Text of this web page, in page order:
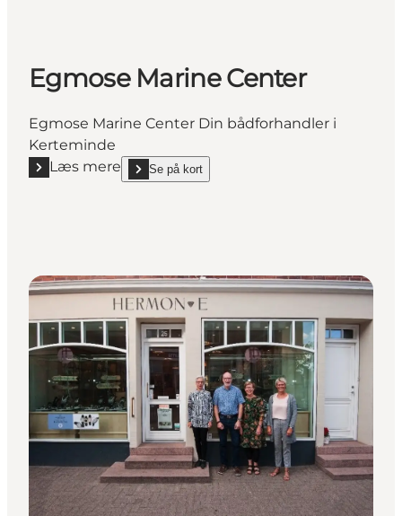
Egmose Marine Center
Egmose Marine Center Din bådforhandler i
Kerteminde
Læs mere
Læs mere "Egmose Marine Center"
Se på kort
show Egmose Marine Center on_map